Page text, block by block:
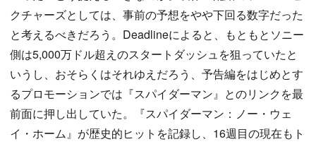
クチャーズとしては、事前の予想をやや下回る数字だった
と考えるべきだろう。Deadlineによると、もともとソニー
側は5,000万ドル超えのスタートダッシュを狙っていたと
いうし、おそらくはそれゆえだろう、予告編をはじめとす
るプロモーションでは『スパイダーマン』とのリンクを最
前面に押し出していた。『スパイダーマン：ノー・ウェ
イ・ホーム』が歴史的ヒットを記録し、16週目の現在もト